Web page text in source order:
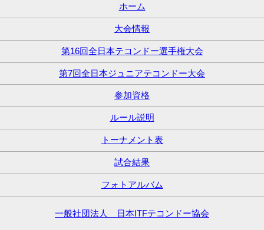
ホーム
大会情報
第16回全日本テコンドー選手権大会
第7回全日本ジュニアテコンドー大会
参加資格
ルール説明
トーナメント表
試合結果
フォトアルバム
一般社団法人 日本ITFテコンドー協会